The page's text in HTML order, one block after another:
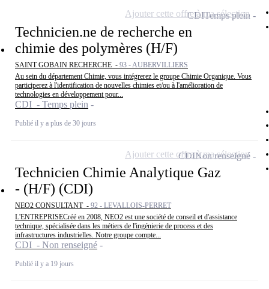
Technicien.ne de recherche en
chimie des polymères (H/F)
SAINT GOBAIN RECHERCHE - 93 - AUBERVILLIERS
Au sein du département Chimie, vous intégrerez le groupe Chimie Organique. Vous
participerez à l'identification de nouvelles chimies et/ou à l'amélioration de
technologies en développement pour...
CDI - Temps plein
Publié il y a plus de 30 jours
CDITemps plein
Ajouter cette offre à ma sélection
Technicien Chimie Analytique Gaz
- (H/F) (CDI)
NEO2 CONSULTANT - 92 - LEVALLOIS-PERRET
L'ENTREPRISECréé en 2008, NEO2 est une société de conseil et d'assistance
technique, spécialisée dans les métiers de l'ingénierie de process et des
infrastructures industrielles. Notre groupe compte...
CDI - Non renseigné
Publié il y a 19 jours
CDINon renseigné
Ajouter cette offre à ma sélection